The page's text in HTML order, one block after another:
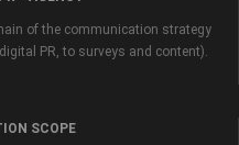
of the communication strategy
PR, to surveys and content).
SCOPE